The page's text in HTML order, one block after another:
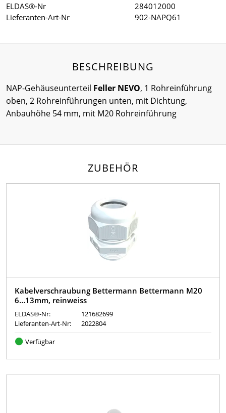
ELDAS®-Nr
284012000
Lieferanten-Art-Nr
902-NAPQ61
BESCHREIBUNG
NAP-Gehäuseunterteil Feller NEVO, 1 Rohreinführung
oben, 2 Rohreinführungen unten, mit Dichtung,
Anbauhöhe 54 mm, mit M20 Rohreinführung
ZUBEHÖR
Kabelverschraubung Bettermann Bettermann M20
6…13mm, reinweiss
ELDAS®-Nr:
121682699
Lieferanten-Art-Nr:
2022804
Verfügbar